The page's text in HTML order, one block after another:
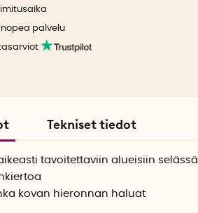
nopea palvelu
Tekniset tiedot
tavoitettaviin alueisiin selässä
kovan hieronnan haluat